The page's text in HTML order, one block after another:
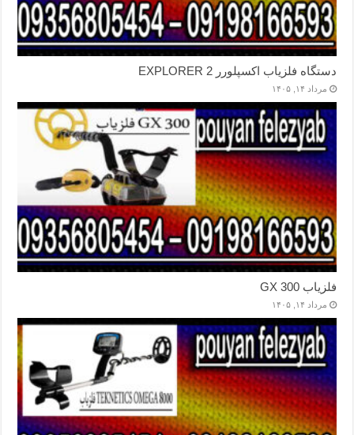
دستگاه فلزیاب اکسپلورر EXPLORER 2
مرداد ۱۴, ۱۴۰۵
فلزیاب GX 300
مرداد ۱۴, ۱۴۰۵